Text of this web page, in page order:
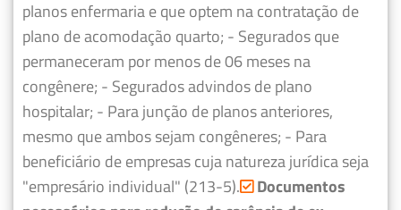
planos enfermaria e que optem na contratação de
plano de acomodação quarto; - Segurados que
permaneceram por menos de 06 meses na
congênere; - Segurados advindos de plano
hospitalar; - Para junção de planos anteriores,
mesmo que ambos sejam congêneres; - Para
beneficiário de empresas cuja natureza jurídica seja
"empresário individual" (213-5). Documentos